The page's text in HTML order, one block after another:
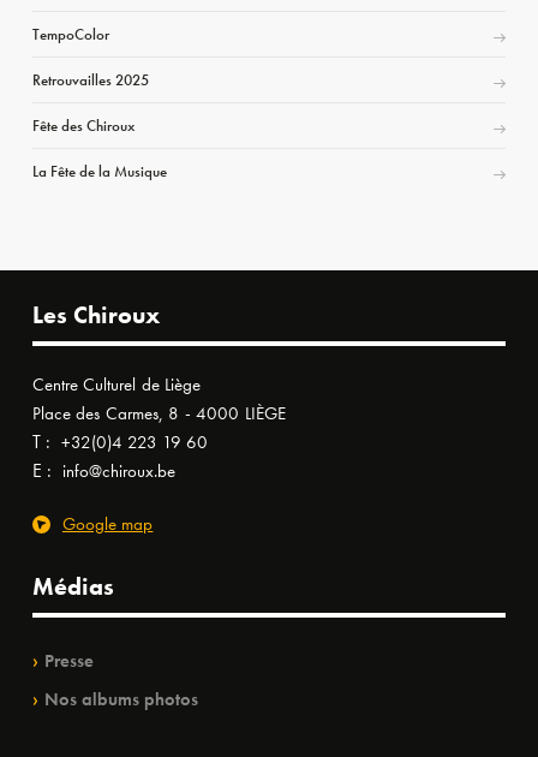
TempoColor
Retrouvailles 2025
Fête des Chiroux
La Fête de la Musique
Les Chiroux
Centre Culturel de Liège
Place des Carmes, 8 - 4000 LIÈGE
T : +32(0)4 223 19 60
E : info@chiroux.be
Google map
Médias
Presse
Nos albums photos